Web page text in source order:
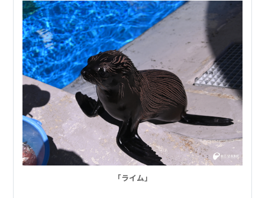
「ライム」